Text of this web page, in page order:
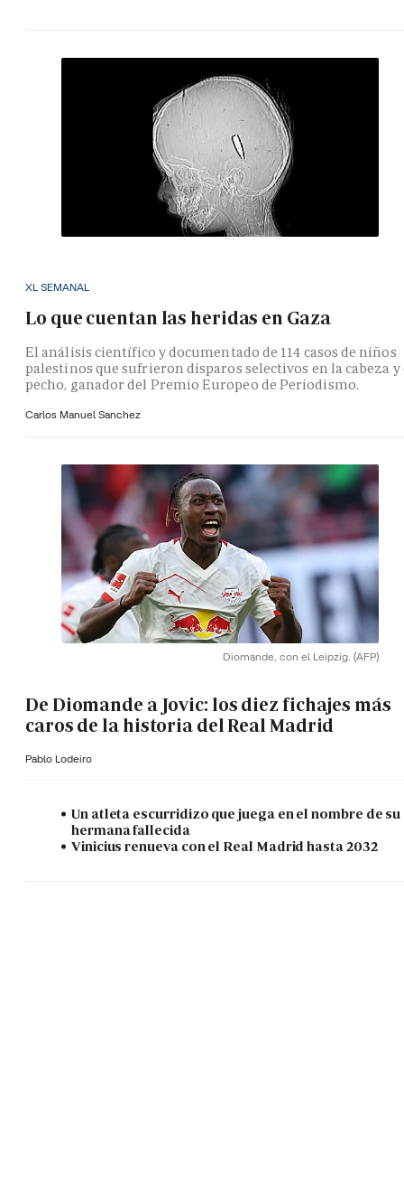
XL SEMANAL
Lo que cuentan las heridas en Gaza
El análisis científico y documentado de 114 casos de niños
palestinos que sufrieron disparos selectivos en la cabeza y
pecho, ganador del Premio Europeo de Periodismo.
Carlos Manuel Sanchez
Diomande, con el Leipzig. (AFP)
De Diomande a Jovic: los diez fichajes más
caros de la historia del Real Madrid
Pablo Lodeiro
Un atleta escurridizo que juega en el nombre de su
hermana fallecida
Vinicius renueva con el Real Madrid hasta 2032